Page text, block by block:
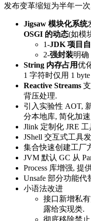
发布变革缩短为半年一
Jigsaw 模块化系统
OSGI 的动态(如模
1-JDK 项目
2-强封装明确
String 内存占用优
1 字符时仅用 1
Reactive Streams
背压处理.
引入实验性 AOT,
分本地库, 简化加
Jlink 定制化 JRE
JShell 交互式工具
集合快速创建工厂
JVM 默认 GC 从
Process 库增强, 提
Unsafe 部分功能代
小语法改进
接口新增私
露给实现类.
彻底移除禁止